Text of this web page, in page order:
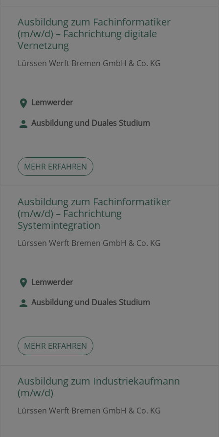
Ausbildung zum Fachinformatiker
(m/w/d) – Fachrichtung digitale
Vernetzung
Lürssen Werft Bremen GmbH & Co. KG
Lemwerder
Ausbildung und Duales Studium
MEHR ERFAHREN
Ausbildung zum Fachinformatiker
(m/w/d) – Fachrichtung
Systemintegration
Lürssen Werft Bremen GmbH & Co. KG
Lemwerder
Ausbildung und Duales Studium
MEHR ERFAHREN
Ausbildung zum Industriekaufmann
(m/w/d)
Lürssen Werft Bremen GmbH & Co. KG